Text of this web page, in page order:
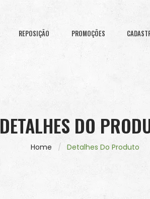
REPOSIÇÃO PROMOÇÕES
DETALHES DO
Home Detalhes Do Produto